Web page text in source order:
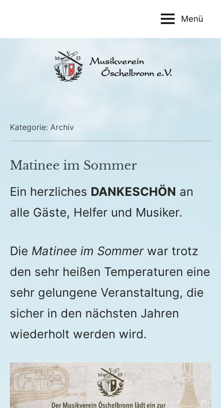
Menü
Kategorie: Archiv
Matinee im Sommer
am
26.
Juni
Thorsten
Marohn
Archiv
Ein herzliches DANKESCHÖN an
alle Gäste, Helfer und Musiker.
Die Matinee im Sommerwar trotz
den sehr heißen Temperaturen eine
sehr gelungene Veranstaltung, die
sicher in den nächsten Jahren
wiederholt werden wird.